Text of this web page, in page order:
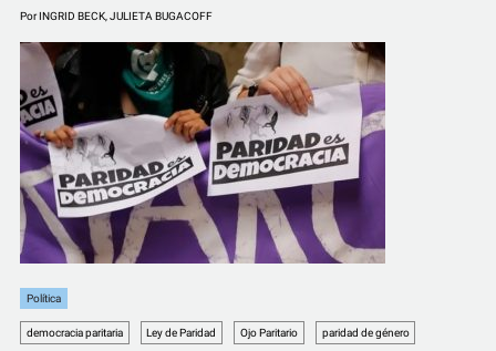
PorINGRID BECK JULIETA BUGACOFF
Política
democracia paritaria Ley de Paridad Ojo Paritario paridad de género